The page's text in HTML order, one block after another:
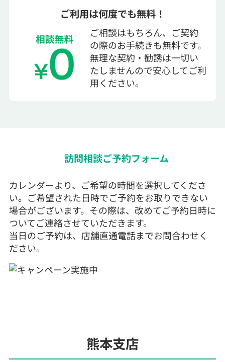
ご相談はもちろん、ご契約
の際のお手続きも無料です。
無理な契約・勧誘は一切い
たしませんので安心してご利
用ください。
ご利用は何度でも無料！
熊本支店
訪問相談ご予約フォーム
カレンダーより、ご希望の時間を選択してくださ
い。ご希望された日時でご予約をお取りできない
場合がございます。その際は、改めてご予約日時に
ついてご連絡させていただきます。
当日のご予約は、店舗直通電話までお問合わせく
ださい。